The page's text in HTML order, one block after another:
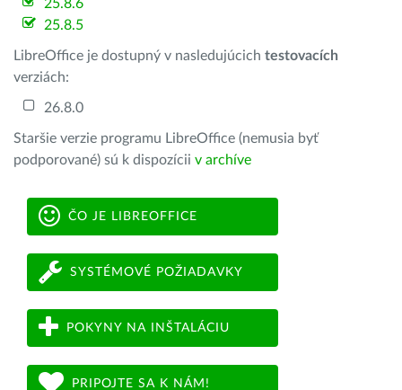
25.8.6
25.8.5
LibreOffice je dostupný v nasledujúcich testovacích
verziách:
26.8.0
Staršie verzie programu LibreOffice (nemusia byť
podporované) sú k dispozícii v archíve
ČO JE LIBREOFFICE
SYSTÉMOVÉ POŽIADAVKY
POKYNY NA INŠTALÁCIU
PRIPOJTE SA K NÁM!